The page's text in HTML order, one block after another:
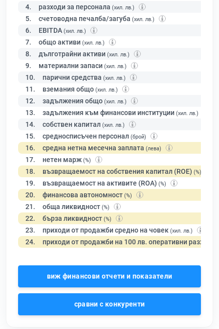
4. разходи за персонала (хил. лв.)
5. счетоводна печалба/загуба (хил. лв.)
6. EBITDA (хил. лв.)
7. общо активи (хил. лв.)
8. дълготрайни активи (хил. лв.)
9. материални запаси (хил. лв.)
10. парични средства (хил. лв.)
11. вземания общо (хил. лв.)
12. задължения общо (хил. лв.)
13. задължения към финансови институции (хил. лв.)
14. собствен капитал (хил. лв.)
15. средносписъчен персонал (брой)
16. средна нетна месечна заплата (лева)
17. нетен марж (%)
18. възвращаемост на собствения капитал (ROE) (%)
19. възвращаемост на активите (ROA) (%)
20. финансова автономност (%)
21. обща ликвидност (%)
22. бърза ликвидност (%)
23. приходи от продажби средно на човек (хил. лв.)
24. приходи от продажби на 100 лв. оперативни разходи
виж финансови отчети и показатели
сравни с конкуренти